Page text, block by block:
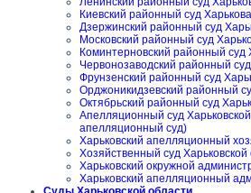
Киевский районный суд Харькова
Дзержинский районный суд
Московский районный суд
Коминтерновский районный суд
Червонозаводский районный
Фрунзенский районный суд
Орджоникидзевский районный
Октябрьский районный суд
Апелляционный суд
апелляционный суд)
Харьковский апелляционный
Хозяйственный суд Харьковской
Харьковский окружной
Харьковский апелляционный